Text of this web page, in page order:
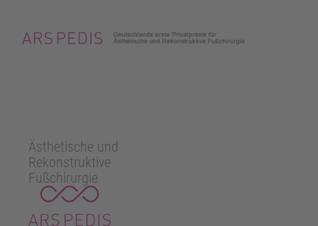
Ästhetische und
Rekonstruktive
Fußchirurgie